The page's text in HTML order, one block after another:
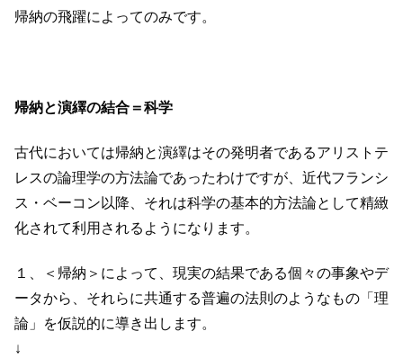
帰納の飛躍によってのみです。
帰納と演繹の結合＝科学
古代においては帰納と演繹はその発明者であるアリストテ
レスの論理学の方法論であったわけですが、近代フランシ
ス・ベーコン以降、それは科学の基本的方法論として精緻
化されて利用されるようになります。
１、＜帰納＞によって、現実の結果である個々の事象やデ
ータから、それらに共通する普遍の法則のようなもの「理
論」を仮説的に導き出します。
↓